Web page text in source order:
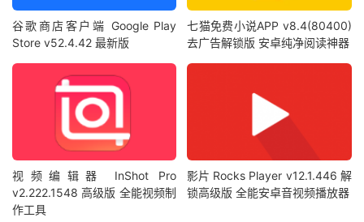
谷歌商店客户端 Google Play
Store v52.4.42 最新版
七猫免费小说APP v8.4(80400)
去广告解锁版 安卓纯净阅读神器
视频编辑器 InShot Pro
v2.222.1548 高级版 全能视频制
作工具
影片 Rocks Player v12.1.446 解
锁高级版 全能安卓音视频播放器